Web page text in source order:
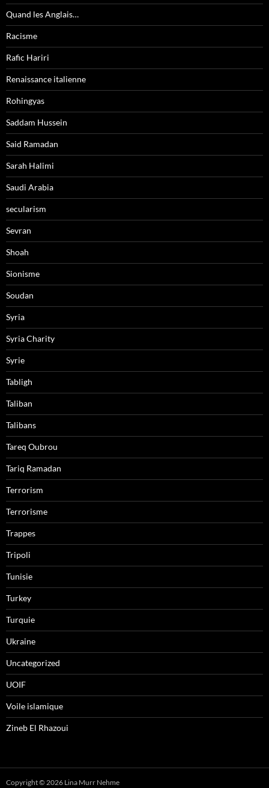
Quand les Anglais…
Racisme
Rafic Hariri
Renaissance italienne
Rohingyas
Saddam Hussein
Said Ramadan
Sarah Halimi
Saudi Arabia
secularism
Sevran
Shoah
Sionisme
Soudan
Syria
Syria Charity
Syrie
Tabligh
Taliban
Talibans
Tareq Oubrou
Tariq Ramadan
Terrorism
Terrorisme
Trappes
Tripoli
Tunisie
Turkey
Turquie
Ukraine
Uncategorized
UOIF
Voile islamique
Zineb El Rhazoui
Copyright © 2026 Lina Murr Nehme